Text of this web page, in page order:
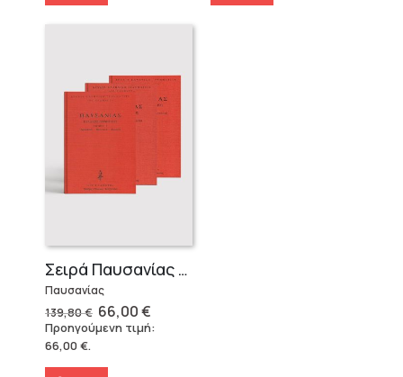
Σειρά Παυσανίας – Δεμένο (3 τόμοι)
Παυσανίας
139,80€ Original
price
was:
66,00€Η
τρέχουσα
τιμή
Προηγούμενη τιμή:
66,00€.